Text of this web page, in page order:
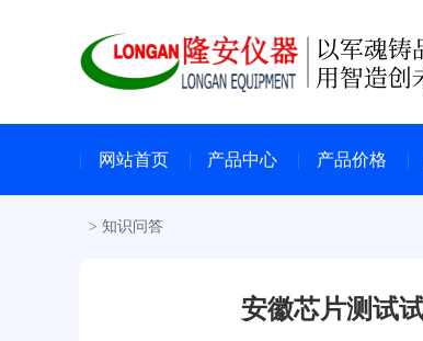
网站首页 产品中心 产品价格
> 知识问答
安徽芯片测试